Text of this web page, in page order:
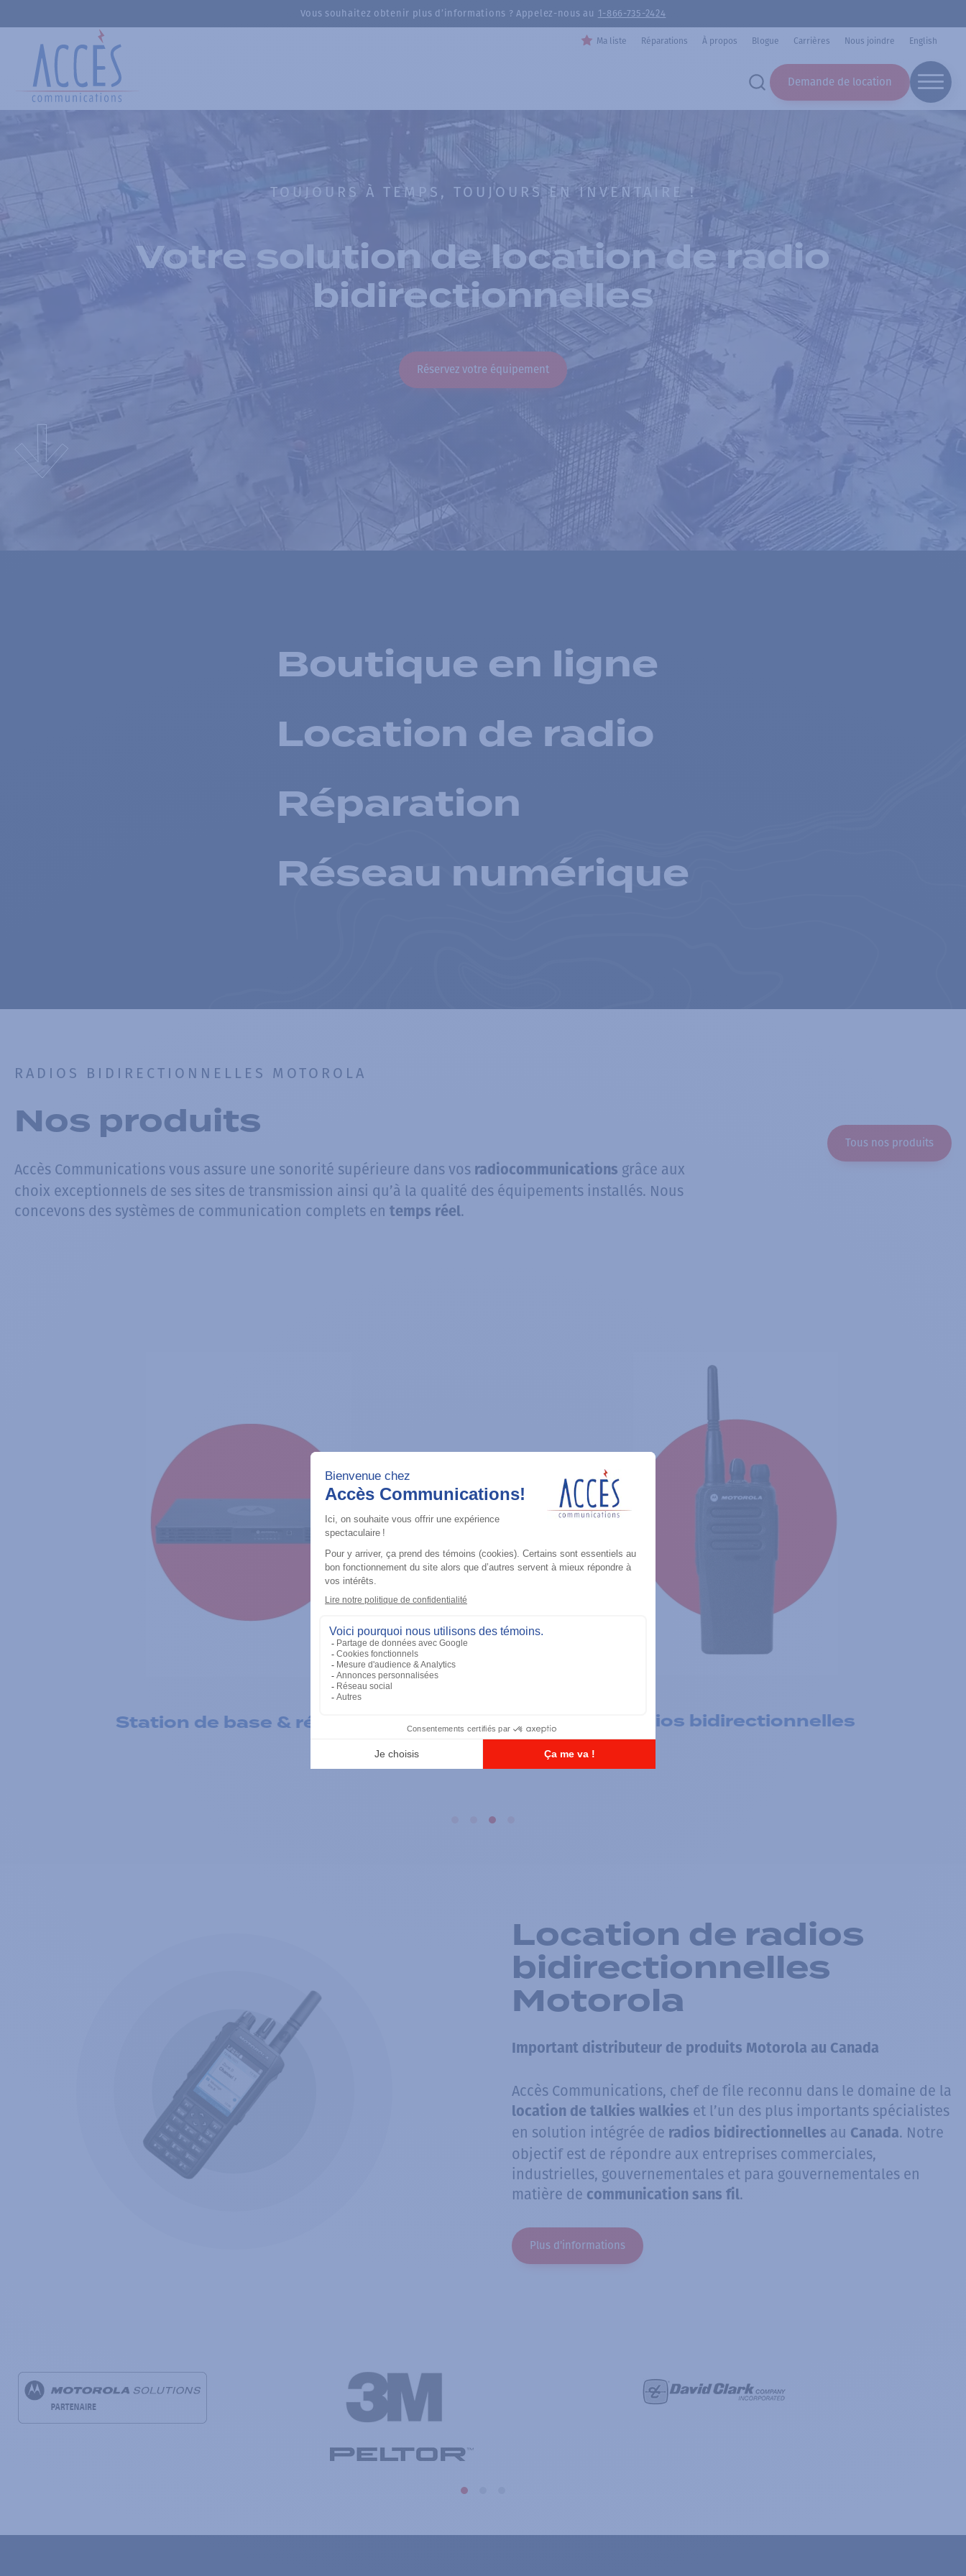
Vous souhaitez obtenir plus d’informations ? Appelez-nous au 1-866-735-2424
Ma liste Réparations À propos Blogue Carrières Nous joindre English
Demande de location
TOUJOURS À TEMPS, TOUJOURS EN INVENTAIRE !
Votre solution de location de radio
bidirectionnelles
Réservez votre équipement
Boutique en ligne
Location de radio
Réparation
Réseau numérique
RADIOS BIDIRECTIONNELLES MOTOROLA
Nos produits
Accès Communications vous assure une sonorité supérieure dans vos radiocommunications grâce aux
choix exceptionnels de ses sites de transmission ainsi qu’à la qualité des équipements installés. Nous
concevons des systèmes de communication complets en temps réel.
Tous nos produits
Station de base & répéteur Radios bidirectionnelles
Location de radios
bidirectionnelles
Motorola
Important distributeur de produits Motorola au Canada
Accès Communications, chef de file reconnu dans le domaine de la
location de talkies walkies et l’un des plus importants spécialistes
en solution intégrée de radios bidirectionnelles au Canada. Notre
objectif est de répondre aux entreprises commerciales,
industrielles, gouvernementales et para gouvernementales en
matière de communication sans fil.
Plus d'informations